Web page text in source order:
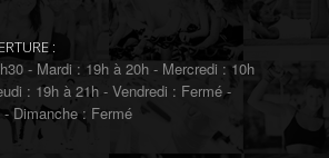
:
- Mardi : 19h à 20h - Mercredi : 10h
: 19h à 21h - Vendredi : Fermé -
Dimanche : Fermé